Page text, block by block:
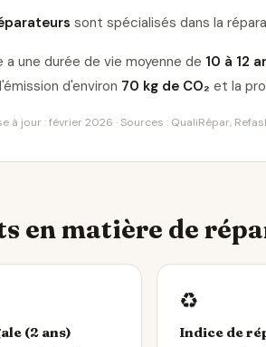
sont spécialisés dans la
a une durée de vie moyenne de 10 à 12
d'environ 70 kg de CO₂ et la
à jour : février 2026 · Sources : QualiRépar,
en matière de
(2 ans)
♻️
Indice de